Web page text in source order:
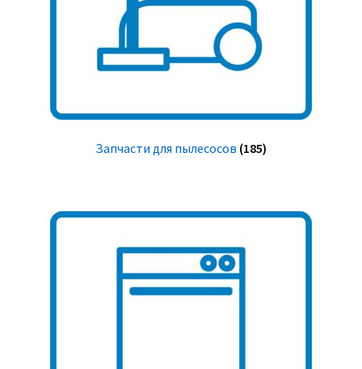
Запчасти для пылесосов (185)